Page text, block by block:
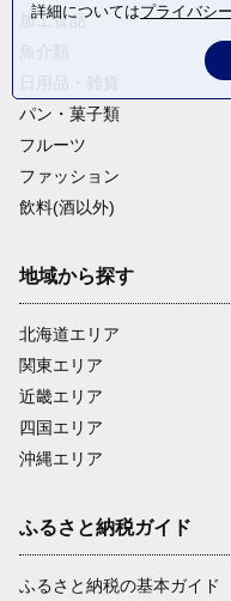
加工食品
パン・菓子類
フルーツ
ファッション
飲料(酒以外)
地域から探す
北海道エリア
関東エリア
近畿エリア
四国エリア
沖縄エリア
ふるさと納税ガイド
ふるさと納税の基本ガイド
詳細についてはプライバシ